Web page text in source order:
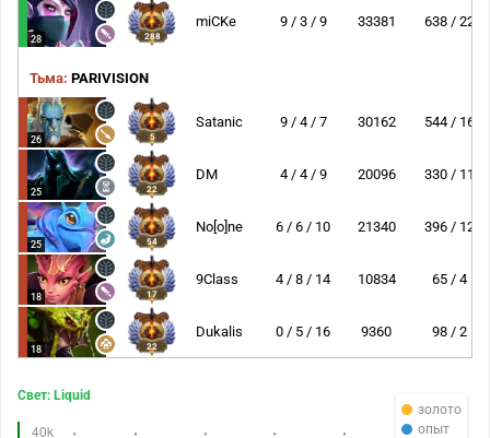
28 288
miCKe 9 / 3 / 9 33381 638 / 22
Тьма: PARIVISION
26 5
Satanic 9 / 4 / 7 30162 544 / 16
25 22
DM 4 / 4 / 9 20096 330 / 11
25 54
No[o]ne 6 / 6 / 10 21340 396 / 12
18 17
9Class 4 / 8 / 14 10834 65 / 4
18 22
Dukalis 0 / 5 / 16 9360 98 / 2
золото
опыт
Свет: Liquid